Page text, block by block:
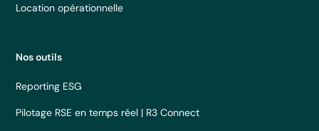
Location opérationnelle
Nos outils
Reporting ESG
Pilotage RSE en temps réel | R3 Connect